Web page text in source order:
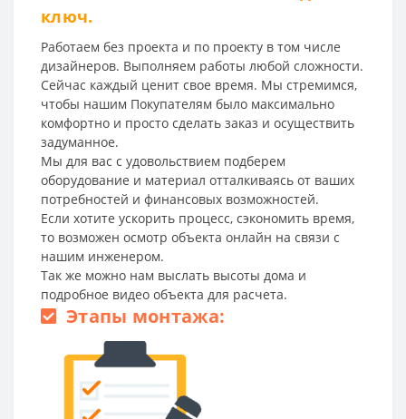
ключ.
Работаем без проекта и по проекту в том числе
дизайнеров. Выполняем работы любой сложности.
Сейчас каждый ценит свое время. Мы стремимся,
чтобы нашим Покупателям было максимально
комфортно и просто сделать заказ и осуществить
задуманное.
Мы для вас с удовольствием подберем
оборудование и материал отталкиваясь от ваших
потребностей и финансовых возможностей.
Если хотите ускорить процесс, сэкономить время,
то возможен осмотр объекта онлайн на связи с
нашим инженером.
Так же можно нам выслать высоты дома и
подробное видео объекта для расчета.
Этапы монтажа: